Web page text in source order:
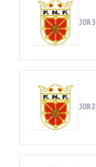
JOR 3
JOR 2